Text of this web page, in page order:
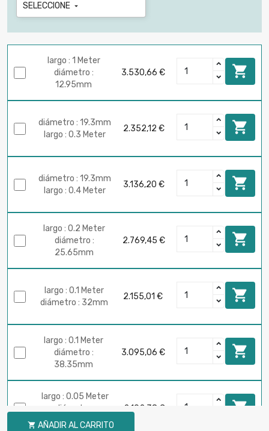
SELECCIONE 
largo : 1 Meter
diámetro :
12.95mm
3.530,66 € 
diámetro : 19.3mm
largo : 0.3 Meter
2.352,12 € 
diámetro : 19.3mm
largo : 0.4 Meter
3.136,20 € 
largo : 0.2 Meter
diámetro :
25.65mm
2.769,45 € 
largo : 0.1 Meter
diámetro : 32mm
2.155,01 € 
largo : 0.1 Meter
diámetro :
38.35mm
3.095,06 € 
largo : 0.05 Meter
diámetro :
44.7mm
2.102,38 € 
 AÑADIR AL CARRITO